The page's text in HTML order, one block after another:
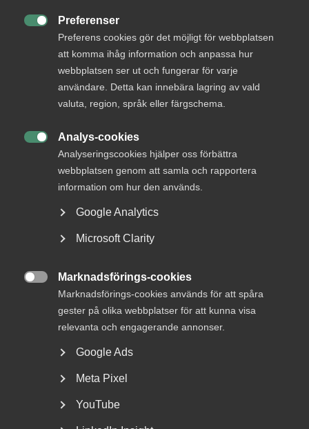
Preferenser
Preferens cookies gör det möjligt för webbplatsen
att komma ihåg information och anpassa hur
webbplatsen ser ut och fungerar för varje
användare. Detta kan innebära lagring av vald
valuta, region, språk eller färgschema.
Analys-cookies
Analyseringscookies hjälper oss förbättra
webbplatsen genom att samla och rapportera
information om hur den används.
Google Analytics
Microsoft Clarity
Marknadsförings-cookies
Marknadsförings-cookies används för att spåra
gester på olika webbplatser för att kunna visa
relevanta och engagerande annonser.
Google Ads
Meta Pixel
YouTube
Cookie-inställningar
Bli en del av framtidens
arbetsliv
Jobb & karriär
Om Almega
Bli medlem
Rådgivning, hjälp och
Rådgivning och hjälp
Kontakta Almega
hjälper dig att göra rätt
Logga in